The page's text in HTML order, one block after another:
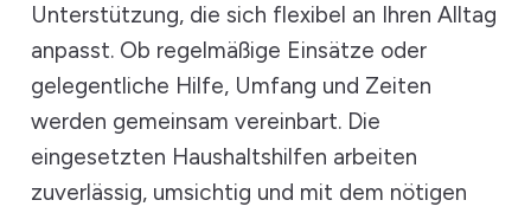
Unterstützung, die sich flexibel an Ihren Alltag
anpasst. Ob regelmäßige Einsätze oder
gelegentliche Hilfe, Umfang und Zeiten
werden gemeinsam vereinbart. Die
eingesetzten Haushaltshilfen arbeiten
zuverlässig, umsichtig und mit dem nötigen